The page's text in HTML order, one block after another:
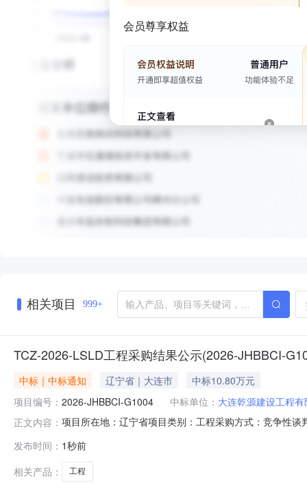
会员尊享权益
相关项目 999+
TCZ-2026-LSLD工程采购结果公示(2026-JHBBCI-
中标｜中标通知 辽宁省｜大连市
中标10.80万元
项目编号： 2026-JHBBCI-G1004 中标单位： 大连乾源建设工程
正文内容： 项目所在地：辽宁省项目类别：工程采购方式：竞争性
设工程有限公司，报价形式：总价，报价金额：
发布时间： 1秒前
相关产品：
工程